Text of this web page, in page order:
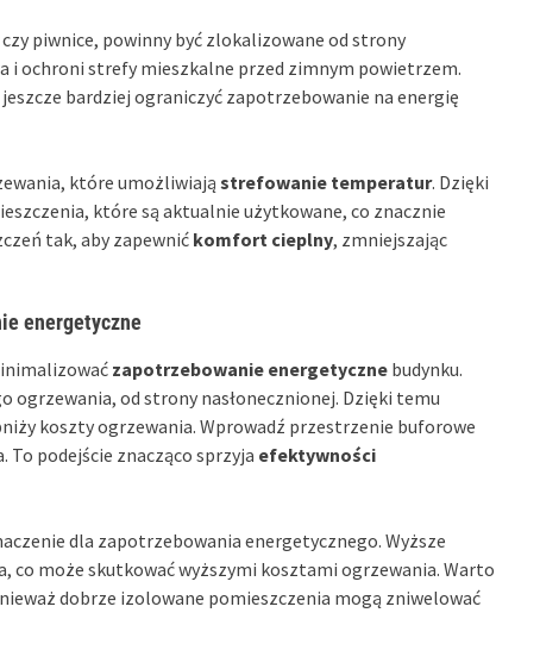
piwnice, powinny być zlokalizowane od strony
i ochroni strefy mieszkalne przed zimnym powietrzem.
bardziej ograniczyć zapotrzebowanie na energię
które umożliwiają strefowanie temperatur. Dzięki
które są aktualnie użytkowane, co znacznie
tak, aby zapewnić komfort cieplny, zmniejszając
energetyczne
zapotrzebowanie energetyczne budynku.
ogrzewania, od strony nasłonecznionej. Dzięki temu
koszty ogrzewania. Wprowadź przestrzenie buforowe
To podejście znacząco sprzyja efektywności
dla zapotrzebowania energetycznego. Wyższe
może skutkować wyższymi kosztami ogrzewania. Warto
dobrze izolowane pomieszczenia mogą zniwelować